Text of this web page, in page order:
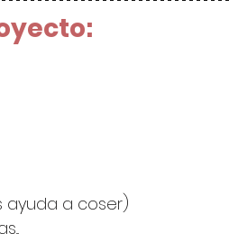
ayuda a coser)